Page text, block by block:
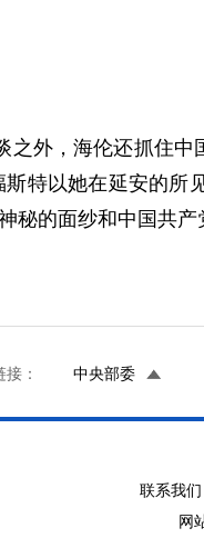
外，海伦还抓住中
斯特以她在延安的所
秘的面纱和中国共产
： 中央部委
联系我
网